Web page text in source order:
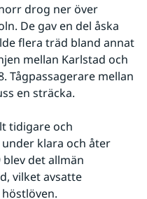
drog ner över
De gav en del åska
flera träd bland annat
mellan Karlstad och
Tågpassagerare mellan
en sträcka.
tidigare och
klara och åter
det allmän
vilket avsatte